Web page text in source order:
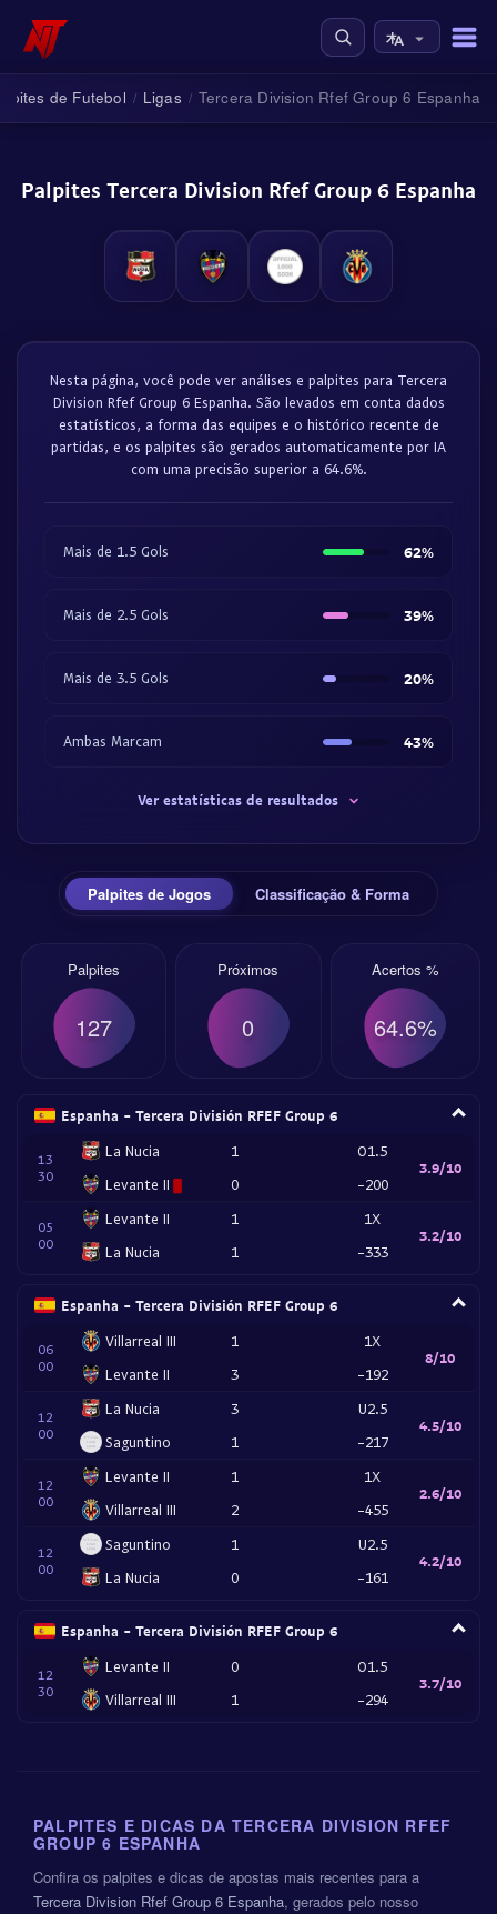
de Futebol / Ligas / Tercera Division Rfef Group 6 Espanha
Palpites Tercera Division Rfef Group 6 Espanha
Nesta página, você pode ver análises e palpites para Tercera
Division Rfef Group 6 Espanha. São levados em conta dados
estatísticos, a forma das equipes e o histórico recente de
partidas, e os palpites são gerados automaticamente por IA
com uma precisão superior a 64.6%.
Mais de 1.5 Gols 62%
Mais de 2.5 Gols 39%
Mais de 3.5 Gols 20%
Ambas Marcam 43%
Ver estatísticas de resultados
Palpites de Jogos Classificação & Forma
Palpites
127
Próximos
0
Acertos %
64.6%
Espanha - Tercera División RFEF Group 6
13
30
La Nucia
Levante II
1
0
O1.5
-200
3.9/10
05
00
Levante II
La Nucia
1
1
1X
-333
3.2/10
Espanha - Tercera División RFEF Group 6
06
00
Villarreal III
Levante II
1
3
1X
-192
8/10
12
00
La Nucia
Saguntino
3
1
U2.5
-217
4.5/10
12
00
Levante II
Villarreal III
1
2
1X
-455
2.6/10
12
00
Saguntino
La Nucia
1
0
U2.5
-161
4.2/10
Espanha - Tercera División RFEF Group 6
12
30
Levante II
Villarreal III
0
1
O1.5
-294
3.7/10
PALPITES E DICAS DA TERCERA DIVISION RFEF
GROUP 6 ESPANHA
Confira os palpites e dicas de apostas mais recentes para a
Tercera Division Rfef Group 6 Espanha, gerados pelo nosso